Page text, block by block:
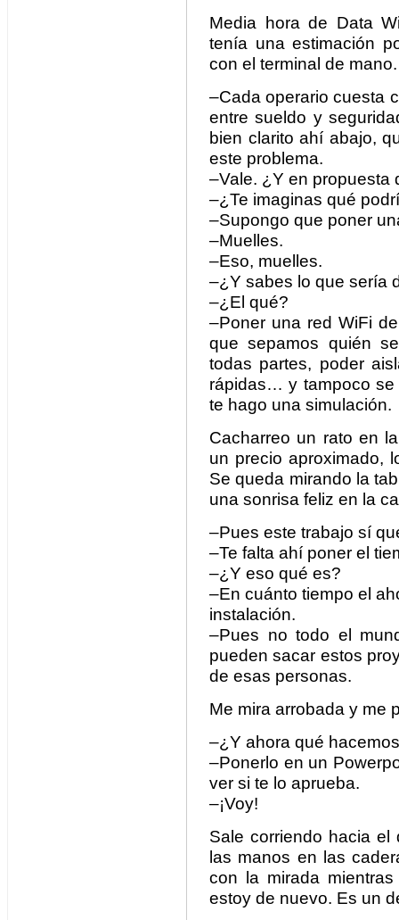
Media hora de Data
tenía una estimación
con el terminal de mano.
–Cada operario cuesta
entre sueldo y
bien clarito ahí abajo,
este problema.
–Vale. ¿Y en propuesta
–¿Te imaginas qué
–Supongo que poner
–Muelles.
–Eso, muelles.
–¿Y sabes lo que sería
–¿El qué?
–Poner una red WiFi
que sepamos quién
todas partes, poder
rápidas… y tampoco se
te hago una simulación.
Cacharreo un rato en
un precio aproximado,
Se queda mirando la
una sonrisa feliz en la
–Pues este trabajo sí
–Te falta ahí poner el
–¿Y eso qué es?
–En cuánto tiempo el
instalación.
–Pues no todo el
pueden sacar estos
de esas personas.
Me mira arrobada y me
–¿Y ahora qué
–Ponerlo en un
ver si te lo aprueba.
–¡Voy!
Sale corriendo hacia
las manos en las
con la mirada
estoy de nuevo. Es un